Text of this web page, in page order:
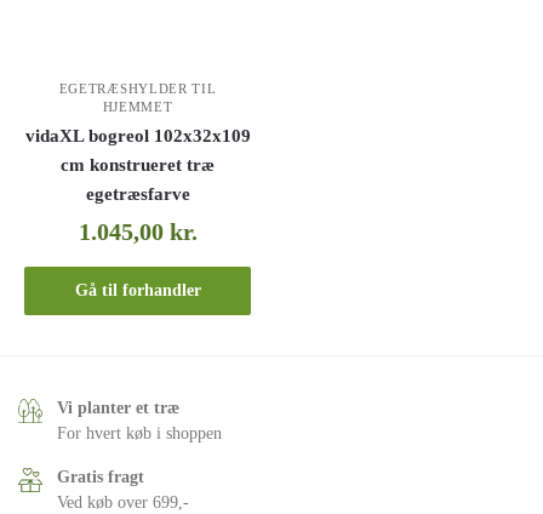
EGETRÆSHYLDER TIL
HJEMMET
vidaXL bogreol 102x32x109
cm konstrueret træ
egetræsfarve
1.045,00 kr.
Gå til forhandler
Vi planter et træ
For hvert køb i shoppen
Gratis fragt
Ved køb over 699,-